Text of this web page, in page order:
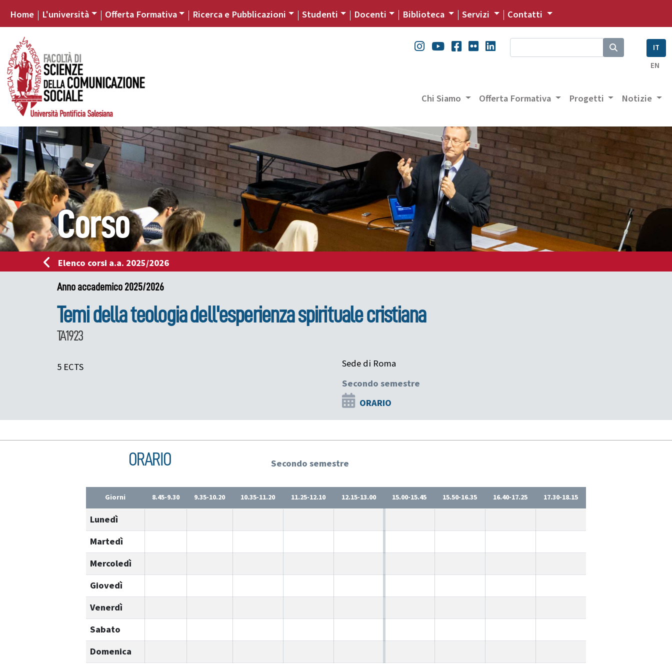
Home L'università Offerta Formativa Ricerca e Pubblicazioni Studenti Docenti Biblioteca Servizi Contatti
IT
EN
Chi Siamo Offerta Formativa Progetti Notizie
Corso
Elenco corsi a.a. 2025/2026
Anno accademico 2025/2026
Temi della teologia dell'esperienza spirituale cristiana
TA1923
5 ECTS
Sede di Roma
Secondo semestre
ORARIO
ORARIO Secondo semestre
Giorni 8.45-9.30 9.35-10.20 10.35-11.20 11.25-12.10 12.15-13.00 15.00-15.45 15.50-16.35 16.40-17.25 17.30-18.15
Lunedì
Martedì
Mercoledì
Giovedì
Venerdì
Sabato
Domenica